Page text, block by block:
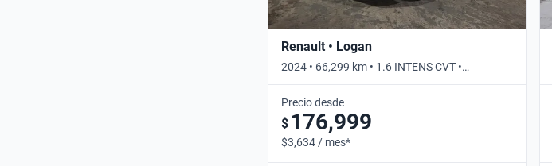
Renault • Logan
2024 • 66,299 km • 1.6 INTENS CVT •
Automático
Precio desde
$ 176,999
$3,634 / mes*